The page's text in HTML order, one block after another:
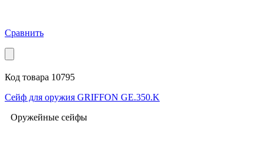
Сравнить
Код товара 10795
Сейф для оружия GRIFFON GE.350.K
Оружейные сейфы